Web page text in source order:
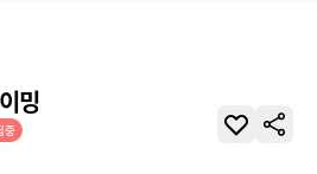
밍
중